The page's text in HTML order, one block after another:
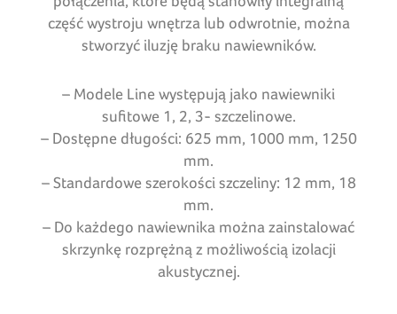
część wystroju wnętrza lub odwrotnie, można
stworzyć iluzję braku nawiewników.
– Modele Line występują jako nawiewniki
sufitowe 1, 2, 3- szczelinowe.
– Dostępne długości: 625 mm, 1000 mm, 1250
mm.
– Standardowe szerokości szczeliny: 12 mm, 18
mm.
– Do każdego nawiewnika można zainstalować
skrzynkę rozprężną z możliwością izolacji
akustycznej.